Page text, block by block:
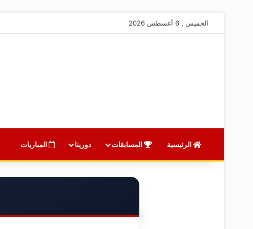
الخميس , 6 أغسطس 2026
الرئيسية المسابقات دورينا المباريات